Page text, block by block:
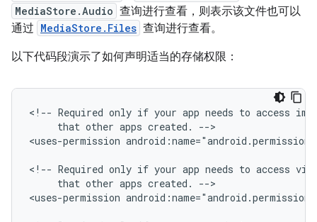
MediaStore.Audio 查询进行查看，则表示该文件也可以
通过 MediaStore.Files 查询进行查看。
以下代码段演示了如何声明适当的存储权限：
<!-- Required only if your app needs to access
that other apps created.
-->
<uses-permission
<!-- Required only if your app needs to access
that other apps created.
-->
<uses-permission